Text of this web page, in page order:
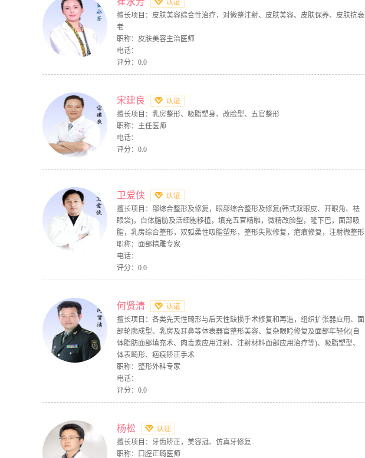
擅长项目：皮肤美容综合性治疗，对微整注射、皮肤美容、皮肤保养、皮肤抗衰
老
职称：皮肤美容主治医师
电话：
评分：0.0
宋建良
擅长项目：乳房整形、吸脂塑身、改脸型、五官整形
职称：主任医师
电话：
评分：0.0
卫爱侠
擅长项目：部综合整形及修复，眼部综合整形及修复(韩式双眼皮、开眼角、祛
眼袋)，自体脂肪及活细胞移植，填充五官精雕，微精改脸型，隆下巴，面部吸
脂，乳房综合整形，双弧柔性吸脂塑形，整形失败修复，疤痕修复，注射微整形
职称：面部精雕专家
电话：
评分：0.0
何贤清
擅长项目：各类先天性畸形与后天性缺损手术修复和再造，组织扩张器应用、面
部轮廓成型、乳房及耳鼻等体表器官整形美容、复杂眼睑修复及面部年轻化(自
体脂肪面部填充术、肉毒素应用注射、注射材料面部应用治疗等)、吸脂塑型、
体表畸形、疤痕矫正手术
职称：整形外科专家
电话：
评分：0.0
杨松
擅长项目：牙齿矫正，美容冠、仿真牙修复
职称：口腔正畸医师